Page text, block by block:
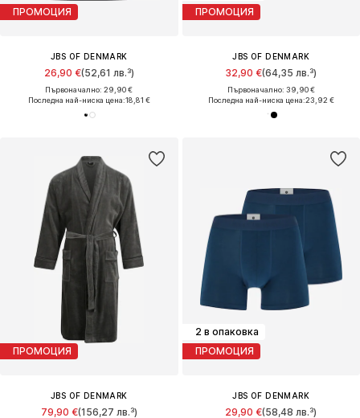
ПРОМОЦИЯ
JBS OF DENMARK
26,90 €(52,61 лв.³)
Първоначално: 29,90 €
Последна най-ниска цена:18,81 €
ПРОМОЦИЯ
JBS OF DENMARK
32,90 €(64,35 лв.³)
Първоначално: 39,90 €
Последна най-ниска цена:23,92 €
ПРОМОЦИЯ
JBS OF DENMARK
79,90 €(156,27 лв.³)
2 в опаковка
ПРОМОЦИЯ
JBS OF DENMARK
29,90 €(58,48 лв.³)